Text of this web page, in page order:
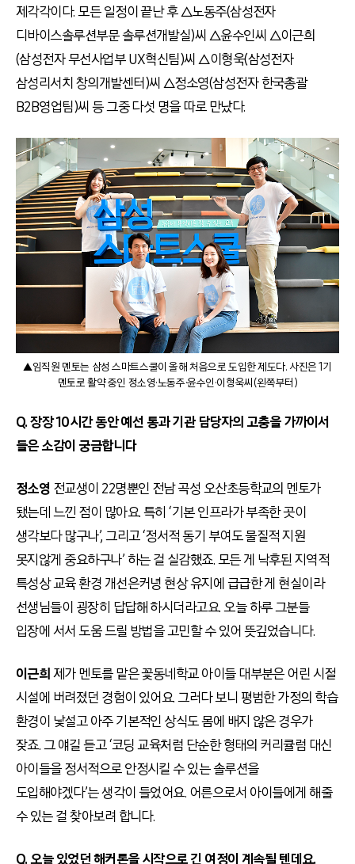
제각각이다. 모든 일정이 끝난 후 △노동주(삼성전자
디바이스솔루션부문 솔루션개발실)씨 △윤수인씨 △이근희
(삼성전자 무선사업부 UX혁신팀)씨 △이형욱(삼성전자
삼성리서치 창의개발센터)씨 △정소영(삼성전자 한국총괄
B2B영업팀)씨 등 그중 다섯 명을 따로 만났다.
▲임직원 멘토는 삼성 스마트스쿨이 올해 처음으로 도입한 제도다. 사진은 1기
멘토로 활약 중인 정소영·노동주·윤수인·이형욱씨(왼쪽부터)
Q. 장장 10시간 동안 예선 통과 기관 담당자의 고충을 가까이서
들은 소감이 궁금합니다
정소영 전교생이 22명뿐인 전남 곡성 오산초등학교의 멘토가
됐는데 느낀 점이 많아요. 특히 ‘기본 인프라가 부족한 곳이
생각보다 많구나’, 그리고 ‘정서적 동기 부여도 물질적 지원
못지않게 중요하구나’ 하는 걸 실감했죠. 모든 게 낙후된 지역적
특성상 교육 환경 개선은커녕 현상 유지에 급급한 게 현실이라
선생님들이 굉장히 답답해 하시더라고요. 오늘 하루 그분들
입장에 서서 도움 드릴 방법을 고민할 수 있어 뜻깊었습니다.
이근희 제가 멘토를 맡은 꽃동네학교 아이들 대부분은 어린 시절
시설에 버려졌던 경험이 있어요. 그러다 보니 평범한 가정의 학습
환경이 낯설고 아주 기본적인 상식도 몸에 배지 않은 경우가
잦죠. 그 얘길 듣고 ‘코딩 교육처럼 단순한 형태의 커리큘럼 대신
아이들을 정서적으로 안정시킬 수 있는 솔루션을
도입해야겠다’는 생각이 들었어요. 어른으로서 아이들에게 해줄
수 있는 걸 찾아보려 합니다.
Q. 오늘 있었던 해커톤을 시작으로 긴 여정이 계속될 텐데요.